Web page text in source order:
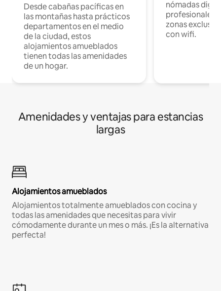
Desde cabañas pacíficas en
las montañas hasta prácticos
departamentos en el medio
de la ciudad, estos
alojamientos amueblados
tienen todas las amenidades
de un hogar.
nómadas
profesionales
zonas
con wifi.
Amenidades y ventajas para estancias
largas
Alojamientos amueblados
Alojamientos totalmente amueblados con cocina y
todas las amenidades que necesitas para vivir
cómodamente durante un mes o más. ¡Es la alternativa
perfecta!